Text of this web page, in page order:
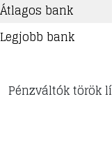
Átlagos bank
Legjobb bank
Pénzváltók török